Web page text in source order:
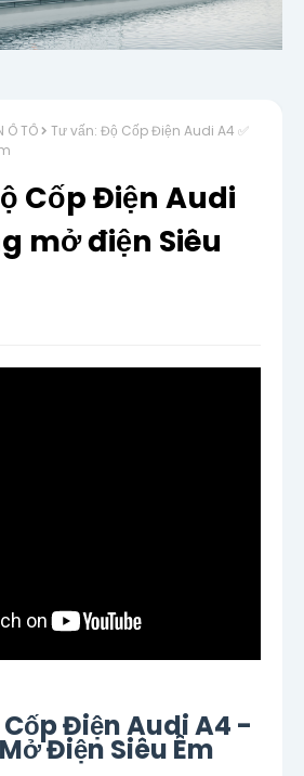
Ô TÔ
Tư vấn: Độ Cốp Điện Audi A4 ✅
Cốp Điện Audi
mở điện Siêu
Điện Audi A4 -
Điện Siêu Êm